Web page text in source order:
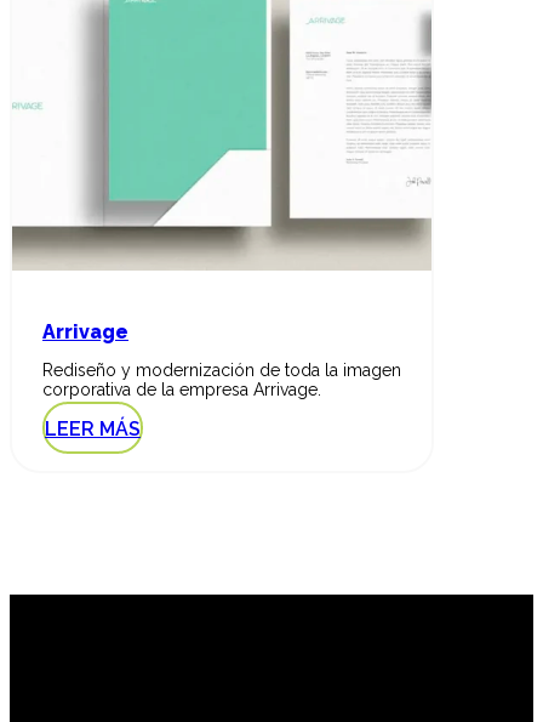
Arrivage
Rediseño y modernización de toda la imagen
corporativa de la empresa Arrivage.
LEER MÁS